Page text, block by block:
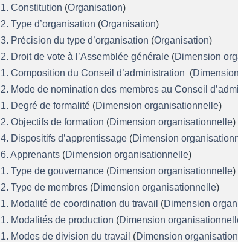
1. Constitution (Organisation)
2. Type d’organisation (Organisation)
3. Précision du type d’organisation (Organisation)
2. Droit de vote à l’Assemblée générale (Dimension
1. Composition du Conseil d’administration (
2. Mode de nomination des membres au Conseil
1. Degré de formalité (Dimension organisationnelle)
2. Objectifs de formation (Dimension organisationnelle)
4. Dispositifs d’apprentissage (Dimension
6. Apprenants (Dimension organisationnelle)
1. Type de gouvernance (Dimension organisationnelle)
2. Type de membres (Dimension organisationnelle)
1. Modalité de coordination du travail (Dimension
1. Modalités de production (Dimension
1. Modes de division du travail (Dimension